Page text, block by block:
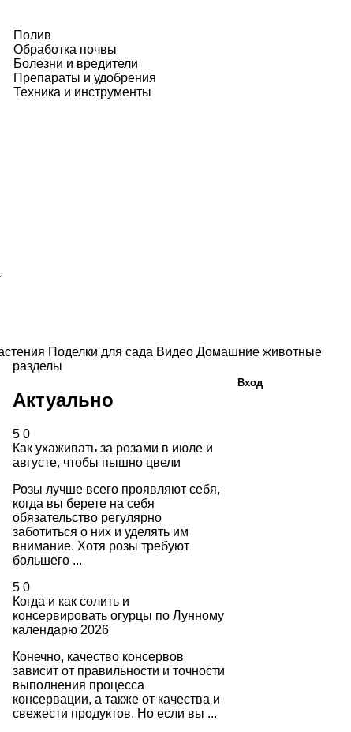
Полив
Обработка почвы
Болезни и вредители
Препараты и удобрения
Техника и инструменты
Поделки для сада Видео Домашние животные
разделы
Актуально
5 0
Как ухаживать за розами в июле и
августе, чтобы пышно цвели
Розы лучше всего проявляют себя,
когда вы берете на себя
обязательство регулярно
заботиться о них и уделять им
внимание. Хотя розы требуют
большего ...
5 0
Когда и как солить и
консервировать огурцы по Лунному
календарю 2026
Конечно, качество консервов
зависит от правильности и точности
выполнения процесса
консервации, а также от качества и
свежести продуктов. Но если вы ...
Вход